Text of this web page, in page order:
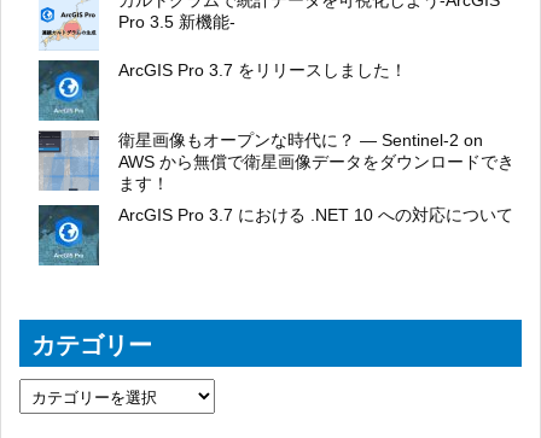
Pro 3.5 新機能-
ArcGIS Pro 3.7 をリリースしました！
衛星画像もオープンな時代に？ ― Sentinel-2 on
AWS から無償で衛星画像データをダウンロードでき
ます！
ArcGIS Pro 3.7 における .NET 10 への対応について
カテゴリー